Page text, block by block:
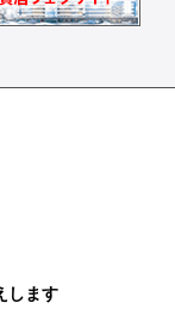
します